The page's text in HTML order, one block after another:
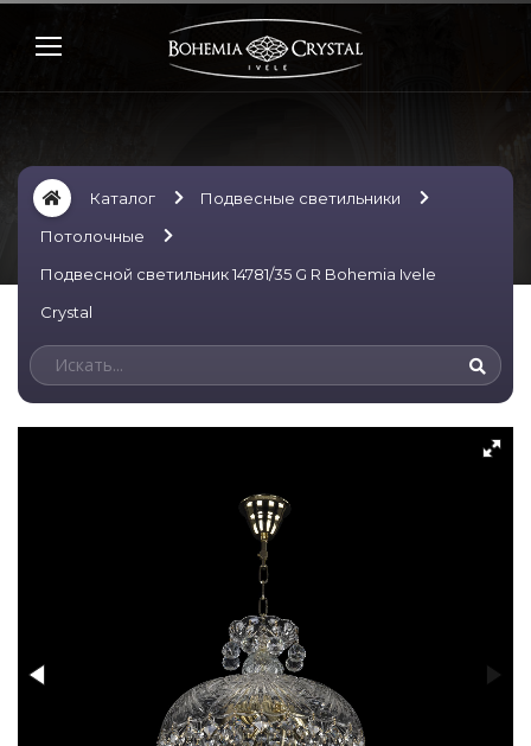
Каталог
Подвесные светильники
Потолочные
Подвесной светильник 14781/35 G R Bohemia Ivele
Crystal